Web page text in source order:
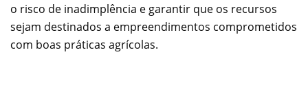
o risco de inadimplência e garantir que os recursos
sejam destinados a empreendimentos comprometidos
com boas práticas agrícolas.